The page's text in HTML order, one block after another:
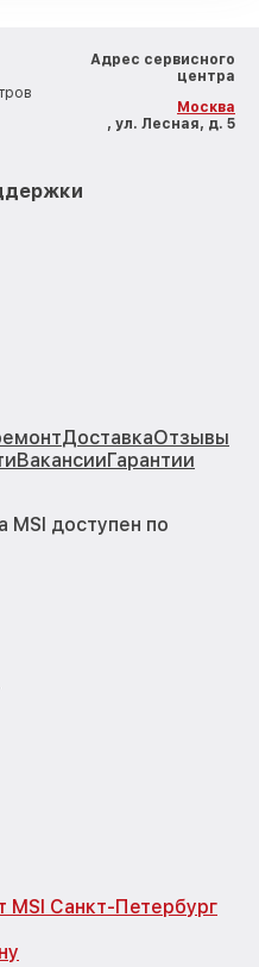
Адрес сервисного
центра
Москва
, ул. Лесная, д. 5
ДоставкаОтзывы
ВакансииГарантии
доступен по
MSI Санкт-Петербург